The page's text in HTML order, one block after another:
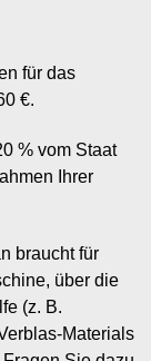
für das
€.
% vom Staat
Ihrer
braucht für
über die
(z. B.
Materials